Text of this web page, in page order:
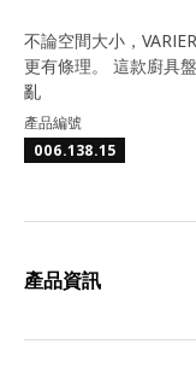
不論空間大小，
更有條理。 這款廚具
亂
產品編號
006.138.15
產品資訊